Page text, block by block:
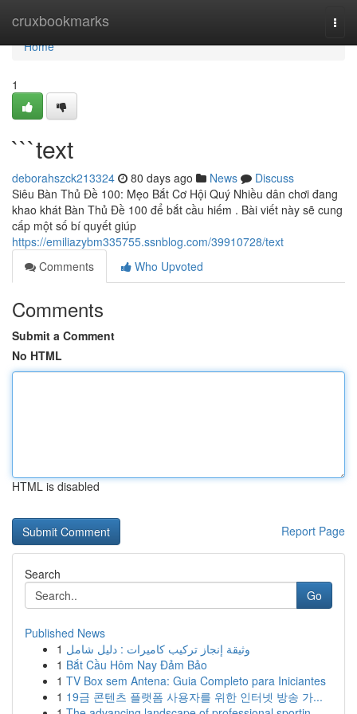
cruxbookmarks
Home
Home
1
```text
deborahszck213324 80 days ago News
Discuss
Siêu Bàn Thủ Đề 100: Mẹo Bắt Cơ Hội Quý Nhiều dân chơi đang
khao khát Bàn Thủ Đề 100 để bắt cầu hiếm . Bài viết này sẽ cung
cấp một số bí quyết giúp
https://emiliazybm335755.ssnblog.com/39910728/text
Comments
Who Upvoted
Comments
Submit a Comment
No HTML
HTML is disabled
Report Page
Search
Go
Published News
1 وثيقة إنجاز تركيب كاميرات : دليل شامل
1 Bắt Cầu Hôm Nay Đảm Bảo
1 TV Box sem Antena: Guia Completo para Iniciantes
1 19금 콘텐츠 플랫폼 사용자를 위한 인터넷 방송 가...